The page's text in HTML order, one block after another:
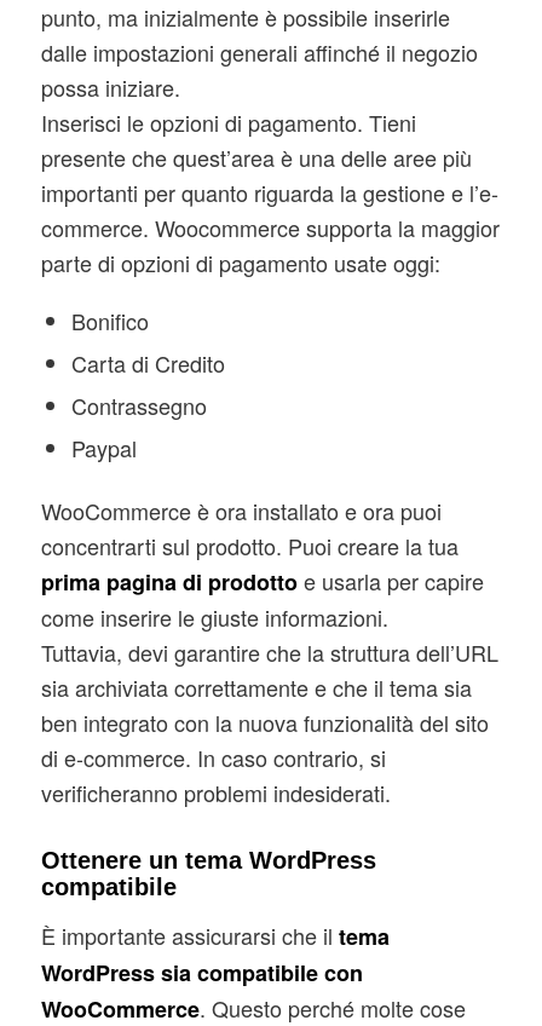
punto, ma inizialmente è possibile inserirle
dalle impostazioni generali affinché il negozio
possa iniziare.
Inserisci le opzioni di pagamento. Tieni
presente che quest’area è una delle aree più
importanti per quanto riguarda la gestione e l’e-
commerce. Woocommerce supporta la maggior
parte di opzioni di pagamento usate oggi:
Bonifico
Carta di Credito
Contrassegno
Paypal
WooCommerce è ora installato e ora puoi
concentrarti sul prodotto. Puoi creare la tua
prima pagina di prodottoe usarla per capire
come inserire le giuste informazioni.
Tuttavia, devi garantire che la struttura dell’URL
sia archiviata correttamente e che il tema sia
ben integrato con la nuova funzionalità del sito
di e-commerce. In caso contrario, si
verificheranno problemi indesiderati.
Ottenere un tema WordPress
compatibile
È importante assicurarsi che il tema
WordPress sia compatibile con
WooCommerce. Questo perché molte cose